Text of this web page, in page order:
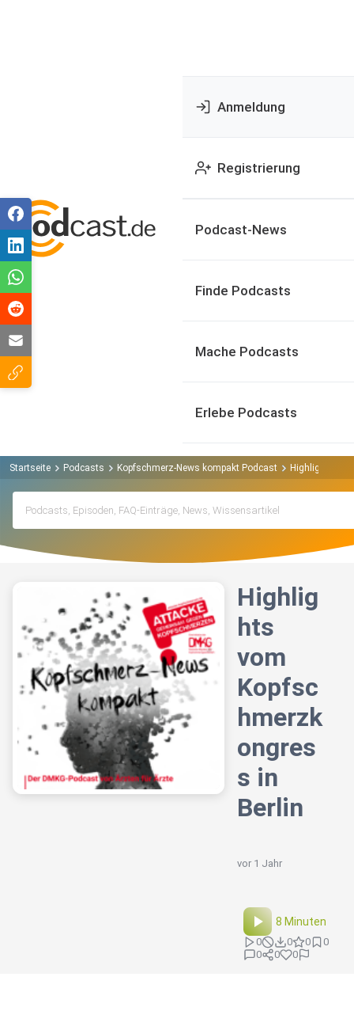
Anmeldung
Registrierung
Podcast-News
Finde Podcasts
Mache Podcasts
Erlebe Podcasts
Startseite Podcasts Kopfschmerz-News kompakt Podcast Highlights
Highlig
hts
vom
Kopfsc
hmerzk
ongres
s in
Berlin
vor 1 Jahr
8 Minuten
0 0 0
0
0
0 0